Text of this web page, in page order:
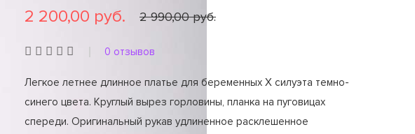
2 200,00 руб.
2 990,00 руб.
0 отзывов
Легкое летнее длинное платье для беременных Х силуэта темно-
синего цвета. Круглый вырез горловины, планка на пуговицах
спереди. Оригинальный рукав удлиненное расклешенное